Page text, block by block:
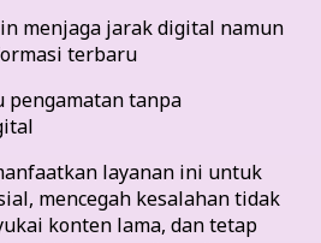
menjaga jarak digital namun
terbaru
tanpa
layanan ini untuk
mencegah kesalahan tidak
konten lama, dan tetap